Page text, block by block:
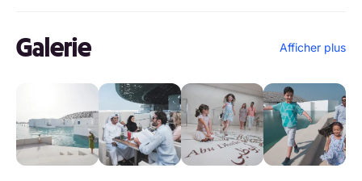
Galerie Afficher plus